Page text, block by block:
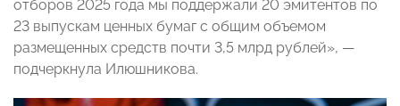
отборов 2025 года мы поддержали 20 эмитентов по
23 выпускам ценных бумаг с общим объемом
размещенных средств почти 3,5 млрд рублей», —
подчеркнула Илюшникова.